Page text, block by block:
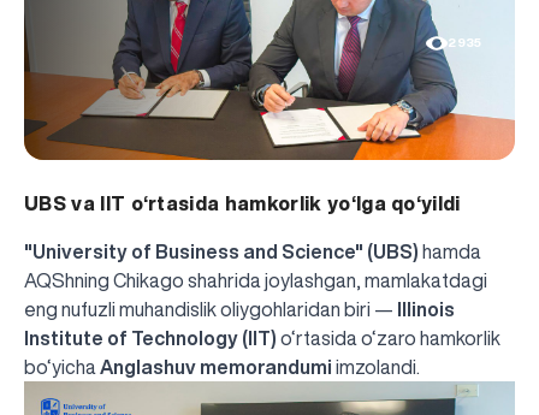
2935
UBS va IIT o‘rtasida hamkorlik yo‘lga qo‘yildi
"University of Business and Science" (UBS) hamda
AQShning Chikago shahrida joylashgan, mamlakatdagi
eng nufuzli muhandislik oliygohlaridan biri — Illinois
Institute of Technology (IIT) o‘rtasida o‘zaro hamkorlik
bo‘yicha Anglashuv memorandumi imzolandi.